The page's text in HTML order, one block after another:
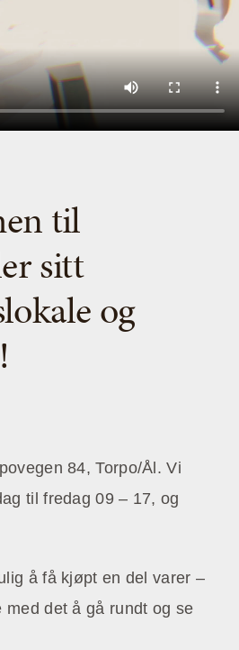
til
sitt
og
84, Torpo/Ål. Vi
til fredag 09 – 17, og
å få kjøpt en del varer –
med det å gå rundt og se